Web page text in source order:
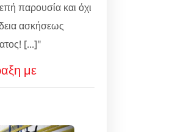
παρουσία και όχι
ασκήσεως
[...]"
με